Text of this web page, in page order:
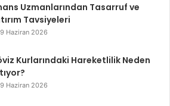
Uzmanlarından Tasarruf ve
Tavsiyeleri
Haziran 2026
Kurlarındaki Hareketlilik Neden
Haziran 2026